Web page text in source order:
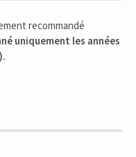
recommandé
uniquement les années